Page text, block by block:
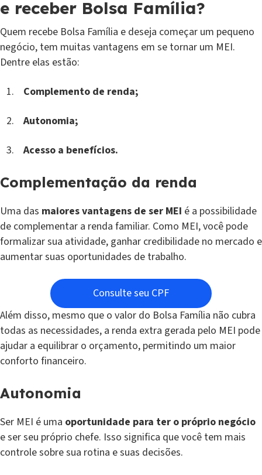
e receber Bolsa Família?
Quem recebe Bolsa Família e deseja começar um pequeno
negócio, tem muitas vantagens em se tornar um MEI.
Dentre elas estão:
Complemento de renda;
Autonomia;
Acesso a benefícios.
Complementação da renda
Uma das maiores vantagens de ser MEI é a possibilidade
de complementar a renda familiar. Como MEI, você pode
formalizar sua atividade, ganhar credibilidade no mercado e
aumentar suas oportunidades de trabalho.
Consulte seu CPF
Além disso, mesmo que o valor do Bolsa Família não cubra
todas as necessidades, a renda extra gerada pelo MEI pode
ajudar a equilibrar o orçamento, permitindo um maior
conforto financeiro.
Autonomia
Ser MEI é uma oportunidade para ter o próprio negócio
e ser seu próprio chefe. Isso significa que você tem mais
controle sobre sua rotina e suas decisões.